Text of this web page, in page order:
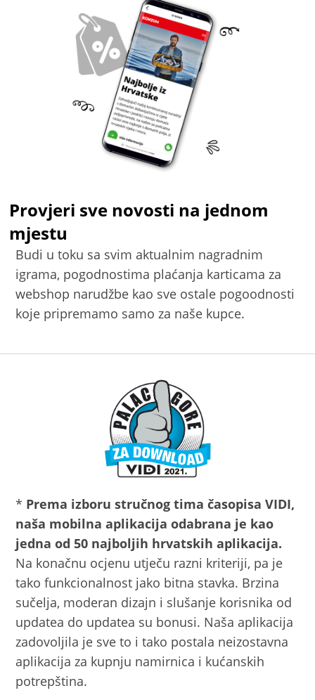
Provjeri sve novosti na jednom
mjestu
Budi u toku sa svim aktualnim nagradnim
igrama, pogodnostima plaćanja karticama za
webshop narudžbe kao sve ostale pogoodnosti
koje pripremamo samo za naše kupce.
* Prema izboru stručnog tima časopisa VIDI,
naša mobilna aplikacija odabrana je kao
jedna od 50 najboljih hrvatskih aplikacija.
Na konačnu ocjenu utječu razni kriteriji, pa je
tako funkcionalnost jako bitna stavka. Brzina
sučelja, moderan dizajn i slušanje korisnika od
updatea do updatea su bonusi. Naša aplikacija
zadovoljila je sve to i tako postala neizostavna
aplikacija za kupnju namirnica i kućanskih
potrepština.